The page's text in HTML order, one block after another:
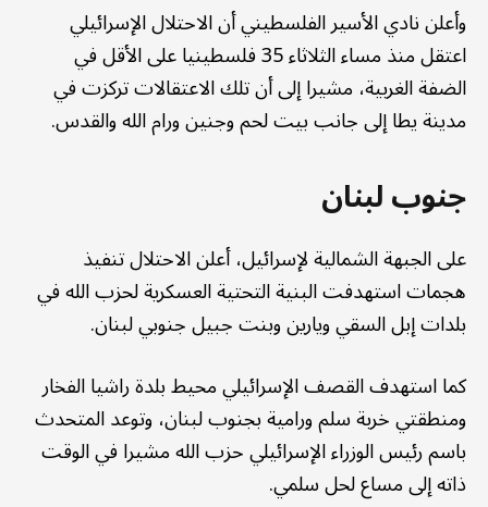
وأعلن نادي الأسير الفلسطيني أن الاحتلال الإسرائيلي
اعتقل منذ مساء الثلاثاء 35 فلسطينيا على الأقل في
الضفة الغربية، مشيرا إلى أن تلك الاعتقالات تركزت في
مدينة يطا إلى جانب بيت لحم وجنين ورام الله والقدس.
جنوب لبنان
على الجبهة الشمالية لإسرائيل، أعلن الاحتلال تنفيذ
هجمات استهدفت البنية التحتية العسكرية لحزب الله في
بلدات إبل السقي ويارين وبنت جبيل جنوبي لبنان.
كما استهدف القصف الإسرائيلي محيط بلدة راشيا الفخار
ومنطقتي خربة سلم ورامية بجنوب لبنان، وتوعد المتحدث
باسم رئيس الوزراء الإسرائيلي حزب الله مشيرا في الوقت
ذاته إلى مساع لحل سلمي.